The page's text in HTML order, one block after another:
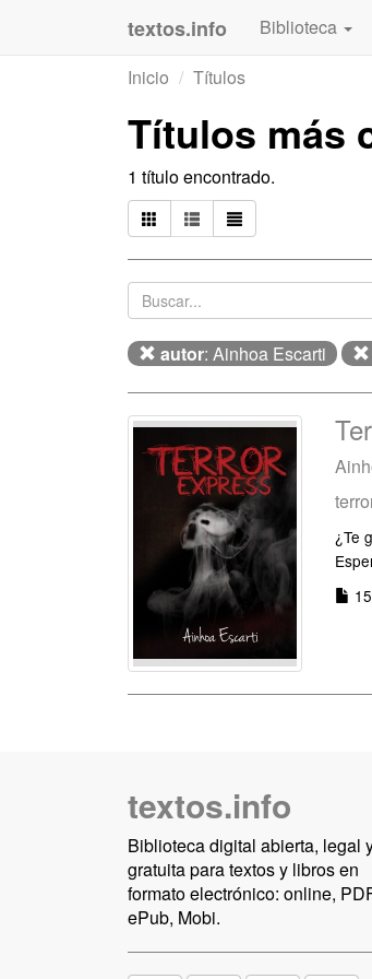
textos.info Biblioteca
Inicio
Títulos
Títulos más
1 título encontrado.
autor: Ainhoa Escarti
¿Te
textos.info
Biblioteca digital abierta, legal
gratuita para textos y libros en
formato electrónico: online,
ePub, Mobi.